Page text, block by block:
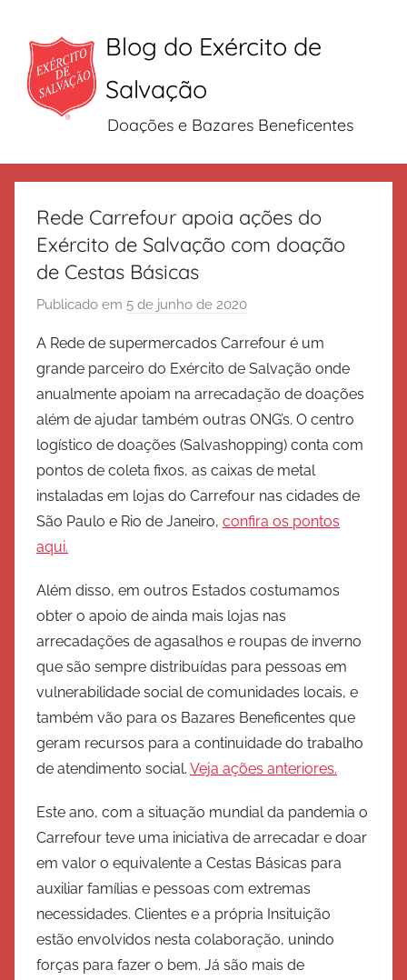
conteúdo
Blog do Exército de
Salvação
Doações e Bazares Beneficentes
Rede Carrefour apoia ações do
Exército de Salvação com doação
de Cestas Básicas
Publicado em 5 de junho de 2020
r
E
x
é
r
c
i
t
e
S
a
ã
o
A Rede de supermercados Carrefour é um
grande parceiro do Exército de Salvação onde
anualmente apoiam na arrecadação de doações
além de ajudar também outras ONG’s. O centro
logístico de doações (Salvashopping) conta com
pontos de coleta fixos, as caixas de metal
instaladas em lojas do Carrefour nas cidades de
São Paulo e Rio de Janeiro, confira os pontos
aqui.
Além disso, em outros Estados costumamos
obter o apoio de ainda mais lojas nas
arrecadações de agasalhos e roupas de inverno
que são sempre distribuídas para pessoas em
vulnerabilidade social de comunidades locais, e
também vão para os Bazares Beneficentes que
geram recursos para a continuidade do trabalho
de atendimento social. Veja ações anteriores.
Este ano, com a situação mundial da pandemia o
Carrefour teve uma iniciativa de arrecadar e doar
em valor o equivalente a Cestas Básicas para
auxiliar famílias e pessoas com extremas
necessidades. Clientes e a própria Insituição
estão envolvidos nesta colaboração, unindo
forças para fazer o bem. Já são mais de